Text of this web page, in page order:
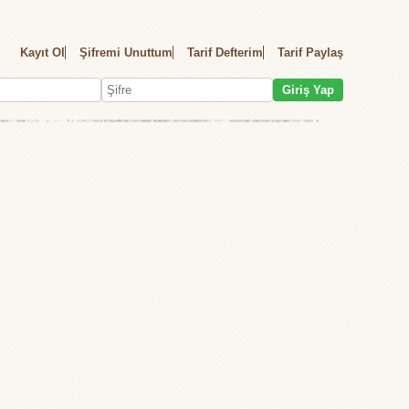
Kayıt Ol Şifremi Unuttum Tarif Defterim Tarif Paylaş
Giriş Yap